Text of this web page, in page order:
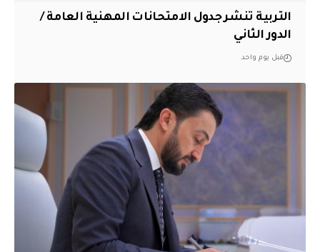
التربية تنشر جدول الامتحانات المهنية العامة /
الدور الثاني
قبل يوم واحد